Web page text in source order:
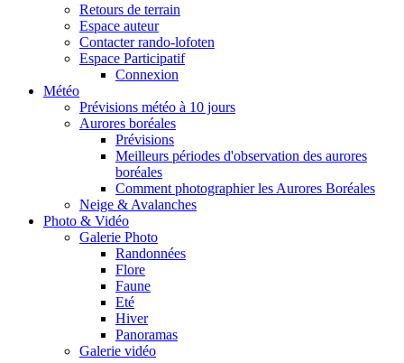
Retours de terrain
Espace auteur
Contacter rando-lofoten
Espace Participatif
Connexion
Météo
Prévisions météo à 10 jours
Aurores boréales
Prévisions
Meilleurs périodes d'observation des aurores
boréales
Comment photographier les Aurores Boréales
Neige & Avalanches
Photo & Vidéo
Galerie Photo
Randonnées
Flore
Faune
Eté
Hiver
Panoramas
Galerie vidéo